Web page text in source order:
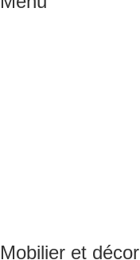
Mobilier et décor